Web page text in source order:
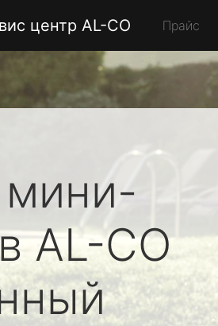
центр AL-CO Прайс
AL-CO